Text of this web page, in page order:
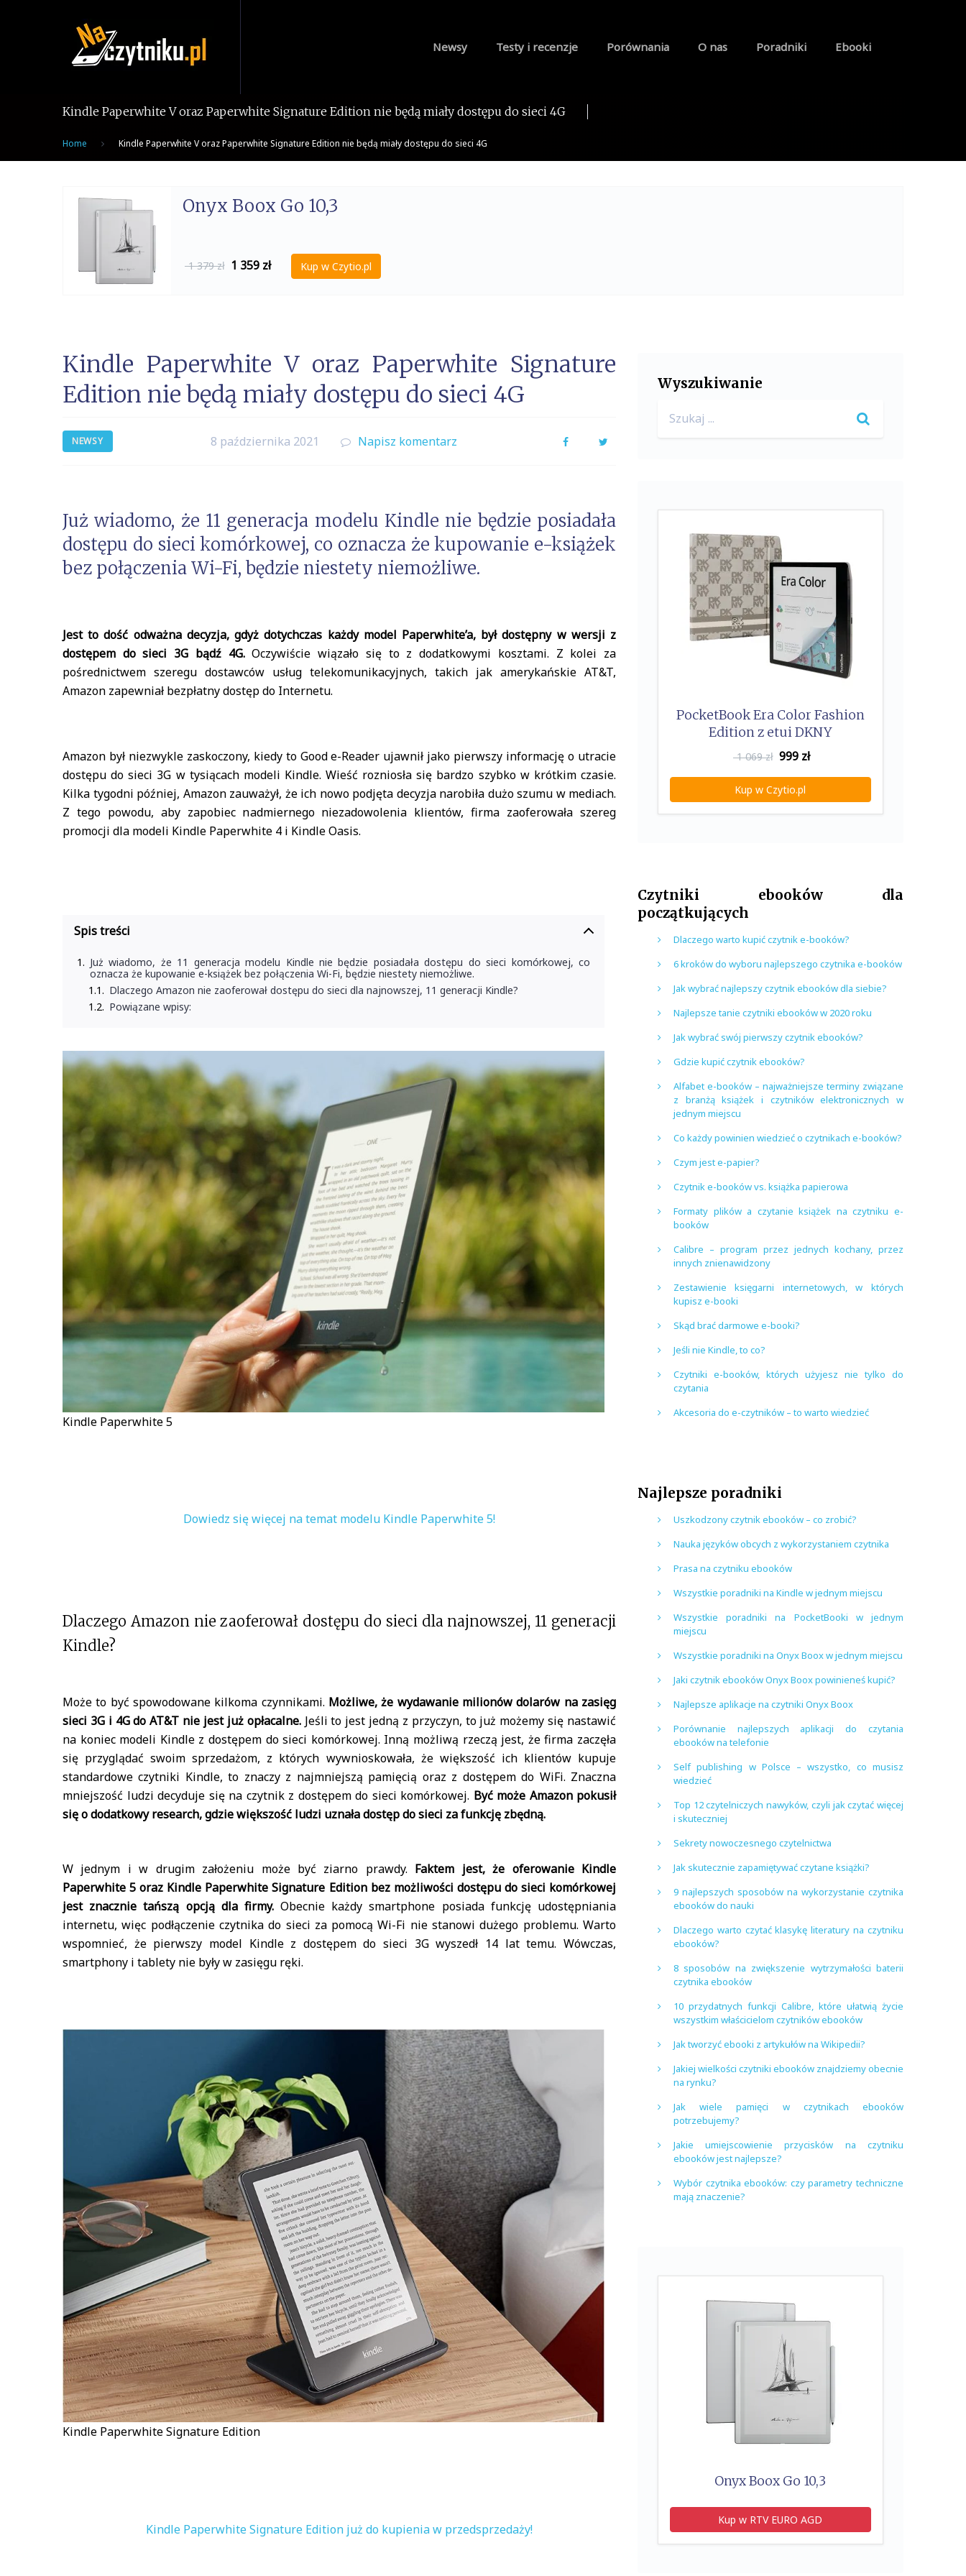
Newsy Testy i recenzje Porównania O nas Poradniki Ebooki
Kindle Paperwhite V oraz Paperwhite Signature Edition nie będą miały dostępu do sieci 4G
Home Kindle Paperwhite V oraz Paperwhite Signature Edition nie będą miały dostępu do sieci 4G
Onyx Boox Go 10,3
1 379 zł 1 359 zł Kup w Czytio.pl
Kindle Paperwhite V oraz Paperwhite Signature
Edition nie będą miały dostępu do sieci 4G
NEWSY 8 października 2021 Napisz komentarz FacebookTwitter
Już wiadomo, że 11 generacja modelu Kindle nie będzie posiadała
dostępu do sieci komórkowej, co oznacza że kupowanie e-książek
bez połączenia Wi-Fi, będzie niestety niemożliwe.
Jest to dość odważna decyzja, gdyż dotychczas każdy model Paperwhite’a, był dostępny w wersji z
dostępem do sieci 3G bądź 4G.Oczywiście wiązało się to z dodatkowymi kosztami. Z kolei za
pośrednictwem szeregu dostawców usług telekomunikacyjnych, takich jak amerykańskie AT&T,
Amazon zapewniał bezpłatny dostęp do Internetu.
Amazon był niezwykle zaskoczony, kiedy to Good e-Reader ujawnił jako pierwszy informację o utracie
dostępu do sieci 3G w tysiącach modeli Kindle. Wieść rozniosła się bardzo szybko w krótkim czasie.
Kilka tygodni później, Amazon zauważył, że ich nowo podjęta decyzja narobiła dużo szumu w mediach.
Z tego powodu, aby zapobiec nadmiernego niezadowolenia klientów, firma zaoferowała szereg
promocji dla modeli Kindle Paperwhite 4 i Kindle Oasis.
Spis treści
Już wiadomo, że 11 generacja modelu Kindle nie będzie posiadała dostępu do sieci komórkowej, co
oznacza że kupowanie e-książek bez połączenia Wi-Fi, będzie niestety niemożliwe.
Dlaczego Amazon nie zaoferował dostępu do sieci dla najnowszej, 11 generacji Kindle?
Powiązane wpisy:
Kindle Paperwhite 5
Dowiedz się więcej na temat modelu Kindle Paperwhite 5!
Dlaczego Amazon nie zaoferował dostępu do sieci dla najnowszej, 11 generacji
Kindle?
Może to być spowodowane kilkoma czynnikami. Możliwe, że wydawanie milionów dolarów na zasięg
sieci 3G i 4G do AT&T nie jest już opłacalne.Jeśli to jest jedną z przyczyn, to już możemy się nastawić
na koniec modeli Kindle z dostępem do sieci komórkowej. Inną możliwą rzeczą jest, że firma zaczęła
się przyglądać swoim sprzedażom, z których wywnioskowała, że większość ich klientów kupuje
standardowe czytniki Kindle, to znaczy z najmniejszą pamięcią oraz z dostępem do WiFi. Znaczna
mniejszość ludzi decyduje się na czytnik z dostępem do sieci komórkowej. Być może Amazon pokusił
się o dodatkowy research, gdzie większość ludzi uznała dostęp do sieci za funkcję zbędną.
W jednym i w drugim założeniu może być ziarno prawdy. Faktem jest, że oferowanie Kindle
Paperwhite 5 oraz Kindle Paperwhite Signature Edition bez możliwości dostępu do sieci komórkowej
jest znacznie tańszą opcją dla firmy.Obecnie każdy smartphone posiada funkcję udostępniania
internetu, więc podłączenie czytnika do sieci za pomocą Wi-Fi nie stanowi dużego problemu. Warto
wspomnieć, że pierwszy model Kindle z dostępem do sieci 3G wyszedł 14 lat temu. Wówczas,
smartphony i tablety nie były w zasięgu ręki.
Kindle Paperwhite Signature Edition
Kindle Paperwhite Signature Edition już do kupienia w przedsprzedaży!
Wyszukiwanie
for:
PocketBook Era Color Fashion
Edition z etui DKNY
1 069 zł 999zł
Kup w Czytio.pl
Czytniki ebooków dla
początkujących
Dlaczego warto kupić czytnik e-booków?
6 kroków do wyboru najlepszego czytnika e-booków
Jak wybrać najlepszy czytnik ebooków dla siebie?
Najlepsze tanie czytniki ebooków w 2020 roku
Jak wybrać swój pierwszy czytnik ebooków?
Gdzie kupić czytnik ebooków?
Alfabet e-booków – najważniejsze terminy związane
z branżą książek i czytników elektronicznych w
jednym miejscu
Co każdy powinien wiedzieć o czytnikach e-booków?
Czym jest e-papier?
Czytnik e-booków vs. książka papierowa
Formaty plików a czytanie książek na czytniku e-
booków
Calibre – program przez jednych kochany, przez
innych znienawidzony
Zestawienie księgarni internetowych, w których
kupisz e-booki
Skąd brać darmowe e-booki?
Jeśli nie Kindle, to co?
Czytniki e-booków, których użyjesz nie tylko do
czytania
Akcesoria do e-czytników – to warto wiedzieć
Najlepsze poradniki
Uszkodzony czytnik ebooków – co zrobić?
Nauka języków obcych z wykorzystaniem czytnika
Prasa na czytniku ebooków
Wszystkie poradniki na Kindle w jednym miejscu
Wszystkie poradniki na PocketBooki w jednym
miejscu
Wszystkie poradniki na Onyx Boox w jednym miejscu
Jaki czytnik ebooków Onyx Boox powinieneś kupić?
Najlepsze aplikacje na czytniki Onyx Boox
Porównanie najlepszych aplikacji do czytania
ebooków na telefonie
Self publishing w Polsce – wszystko, co musisz
wiedzieć
Top 12 czytelniczych nawyków, czyli jak czytać więcej
i skuteczniej
Sekrety nowoczesnego czytelnictwa
Jak skutecznie zapamiętywać czytane książki?
9 najlepszych sposobów na wykorzystanie czytnika
ebooków do nauki
Dlaczego warto czytać klasykę literatury na czytniku
ebooków?
8 sposobów na zwiększenie wytrzymałości baterii
czytnika ebooków
10 przydatnych funkcji Calibre, które ułatwią życie
wszystkim właścicielom czytników ebooków
Jak tworzyć ebooki z artykułów na Wikipedii?
Jakiej wielkości czytniki ebooków znajdziemy obecnie
na rynku?
Jak wiele pamięci w czytnikach ebooków
potrzebujemy?
Jakie umiejscowienie przycisków na czytniku
ebooków jest najlepsze?
Wybór czytnika ebooków: czy parametry techniczne
mają znaczenie?
Onyx Boox Go 10,3
Kup w RTV EURO AGD